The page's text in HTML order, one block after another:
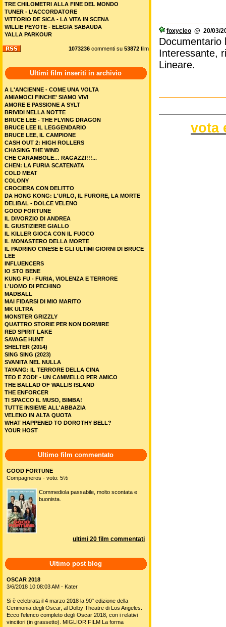
foxycleo @ 20/03/
Documentario
Interessante,
Lineare.
vota
TRE CHILOMETRI ALLA FINE DEL MONDO
TUNER - L’ACCORDATORE
VITTORIO DE SICA - LA VITA IN SCENA
WILLIE PEYOTE - ELEGIA SABAUDA
YALLA PARKOUR
1073236 commenti su 53872 film
Ultimi film inseriti in archivio
A L'ANCIENNE - COME UNA VOLTA
AMIAMOCI FINCHE' SIAMO VIVI
AMORE E PASSIONE A SYLT
BRIVIDI NELLA NOTTE
BRUCE LEE - THE FLYING DRAGON
BRUCE LEE IL LEGGENDARIO
BRUCE LEE, IL CAMPIONE
CASH OUT 2: HIGH ROLLERS
CHASING THE WIND
CHE CARAMBOLE… RAGAZZI!!!...
CHEN: LA FURIA SCATENATA
COLD MEAT
COLONY
CROCIERA CON DELITTO
DA HONG KONG: L'URLO, IL FURORE, LA MORTE
DELIBAL - DOLCE VELENO
GOOD FORTUNE
IL DIVORZIO DI ANDREA
IL GIUSTIZIERE GIALLO
IL KILLER GIOCA CON IL FUOCO
IL MONASTERO DELLA MORTE
IL PADRINO CINESE E GLI ULTIMI GIORNI DI BRUCE
LEE
INFLUENCERS
IO STO BENE
KUNG FU - FURIA, VIOLENZA E TERRORE
L'UOMO DI PECHINO
MADBALL
MAI FIDARSI DI MIO MARITO
MK ULTRA
MONSTER GRIZZLY
QUATTRO STORIE PER NON DORMIRE
RED SPIRIT LAKE
SAVAGE HUNT
SHELTER (2014)
SING SING (2023)
SVANITA NEL NULLA
TAYANG: IL TERRORE DELLA CINA
TEO E ZODI' - UN CAMMELLO PER AMICO
THE BALLAD OF WALLIS ISLAND
THE ENFORCER
TI SPACCO IL MUSO, BIMBA!
TUTTE INSIEME ALL'ABBAZIA
VELENO IN ALTA QUOTA
WHAT HAPPENED TO DOROTHY BELL?
YOUR HOST
Ultimo film commentato
GOOD FORTUNE
Compagneros - voto: 5½
Commediola passabile, molto scontata e
buonista.
ultimi 20 film commentati
Ultimo post blog
OSCAR 2018
3/6/2018 10:08:03 AM - Kater
Si è celebrata il 4 marzo 2018 la 90° edizione della
Cerimonia degli Oscar, al Dolby Theatre di Los Angeles.
Ecco l'elenco completo degli Oscar 2018, con i relativi
vincitori (in grassetto). MIGLIOR FILM La forma